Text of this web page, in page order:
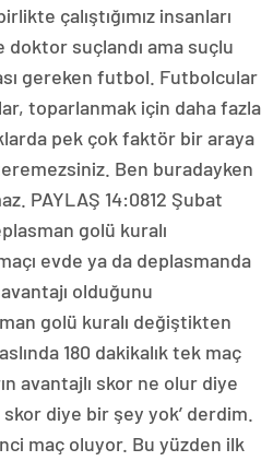
çalıştığımız insanları
suçlandı ama suçlu
gereken futbol. Futbolcular
toparlanmak için daha fazla
pek çok faktör bir araya
Ben buradayken
PAYLAŞ 14:0812 Şubat
golü kuralı
evde ya da deplasmanda
olduğunu
golü kuralı değiştikten
180 dakikalık tek maç
avantajlı skor ne olur diye
diye bir şey yok’ derdim.
maç oluyor. Bu yüzden ilk